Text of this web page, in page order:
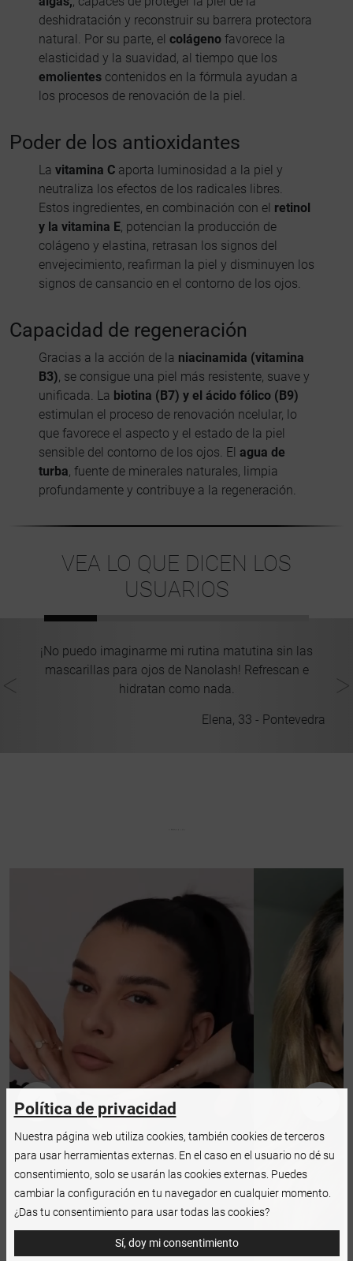
deshidratación y reconstruir su barrera protectora
natural. Por su parte, el colágeno favorece la
elasticidad y la suavidad, al tiempo que los
emolientes contenidos en la fórmula ayudan a
los procesos de renovación de la piel.
Poder de los antioxidantes
La vitamina C aporta luminosidad a la piel y
neutraliza los efectos de los radicales libres.
Estos ingredientes, en combinación con el retinol
y la vitamina E, potencian la producción de
colágeno y elastina, retrasan los signos del
envejecimiento, reafirman la piel y disminuyen los
signos de cansancio en el contorno de los ojos.
Capacidad de regeneración
Gracias a la acción de la niacinamida (vitamina
B3), se consigue una piel más resistente, suave y
unificada. La biotina (B7) y el ácido fólico (B9)
estimulan el proceso de renovación ncelular, lo
que favorece el aspecto y el estado de la piel
sensible del contorno de los ojos. El agua de
turba, fuente de minerales naturales, limpia
profundamente y contribuye a la regeneración.
VEA LO QUE DICEN LOS
USUARIOS
¡No puedo imaginarme mi rutina matutina sin las
mascarillas para ojos de Nanolash! Refrescan e
hidratan como nada.
Elena, 33 - Pontevedra
Política de privacidad
Nuestra página web utiliza cookies, también cookies de terceros
para usar herramientas externas. En el caso en el usuario no dé su
consentimiento, solo se usarán las cookies externas. Puedes
cambiar la configuración en tu navegador en cualquier momento.
¿Das tu consentimiento para usar todas las cookies?
Sí, doy mi consentimiento